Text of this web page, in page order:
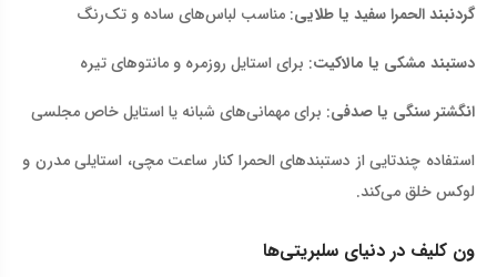
گردنبند الحمرا سفید یا طلایی: مناسب لباس‌های ساده و تک‌رنگ
دستبند مشکی یا مالاکیت: برای استایل روزمره و مانتوهای تیره
انگشتر سنگی یا صدفی: برای مهمانی‌های شبانه یا استایل خاص مجلسی
استفاده چندتایی از دستبندهای الحمرا کنار ساعت مچی، استایلی مدرن و
لوکس خلق می‌کند.
ون کلیف در دنیای سلبریتی‌ها